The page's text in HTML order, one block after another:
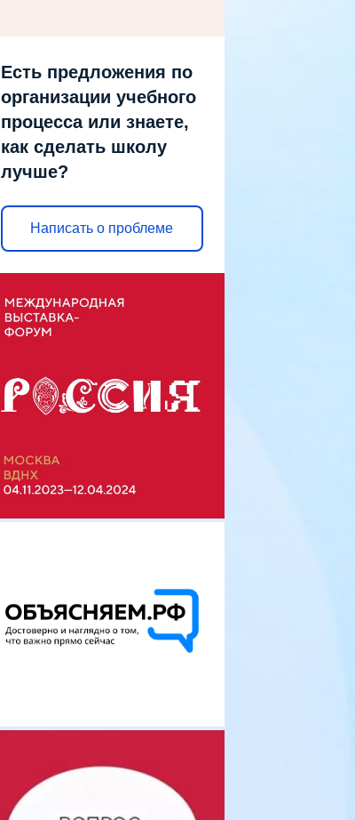
Есть предложения по
организации учебного
процесса или знаете,
как сделать школу
лучше?
Написать о проблеме